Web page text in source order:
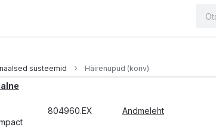
süsteemid Häirenupud (konv)
804960.EX Andmeleht